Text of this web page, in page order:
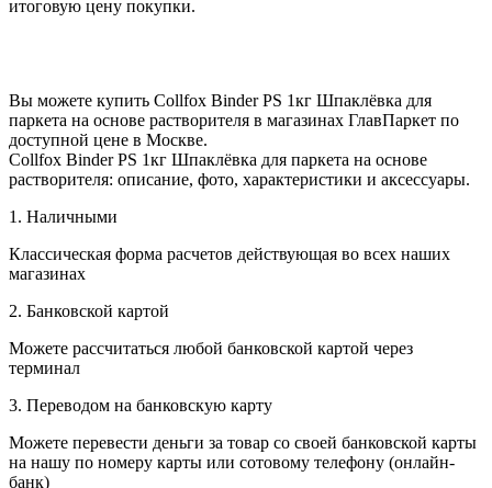
итоговую цену покупки.
Вы можете купить Collfox Binder PS 1кг Шпаклёвка для
паркета на основе растворителя в магазинах ГлавПаркет по
доступной цене в Москве.
Collfox Binder PS 1кг Шпаклёвка для паркета на основе
растворителя: описание, фото, характеристики и аксессуары.
1. Наличными
Классическая форма расчетов действующая во всех наших
магазинах
2. Банковской картой
Можете рассчитаться любой банковской картой через
терминал
3. Переводом на банковскую карту
Можете перевести деньги за товар со своей банковской карты
на нашу по номеру карты или сотовому телефону (онлайн-
банк)